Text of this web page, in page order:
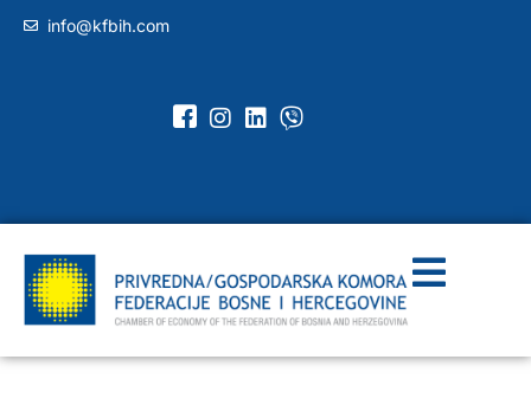
info@kfbih.com